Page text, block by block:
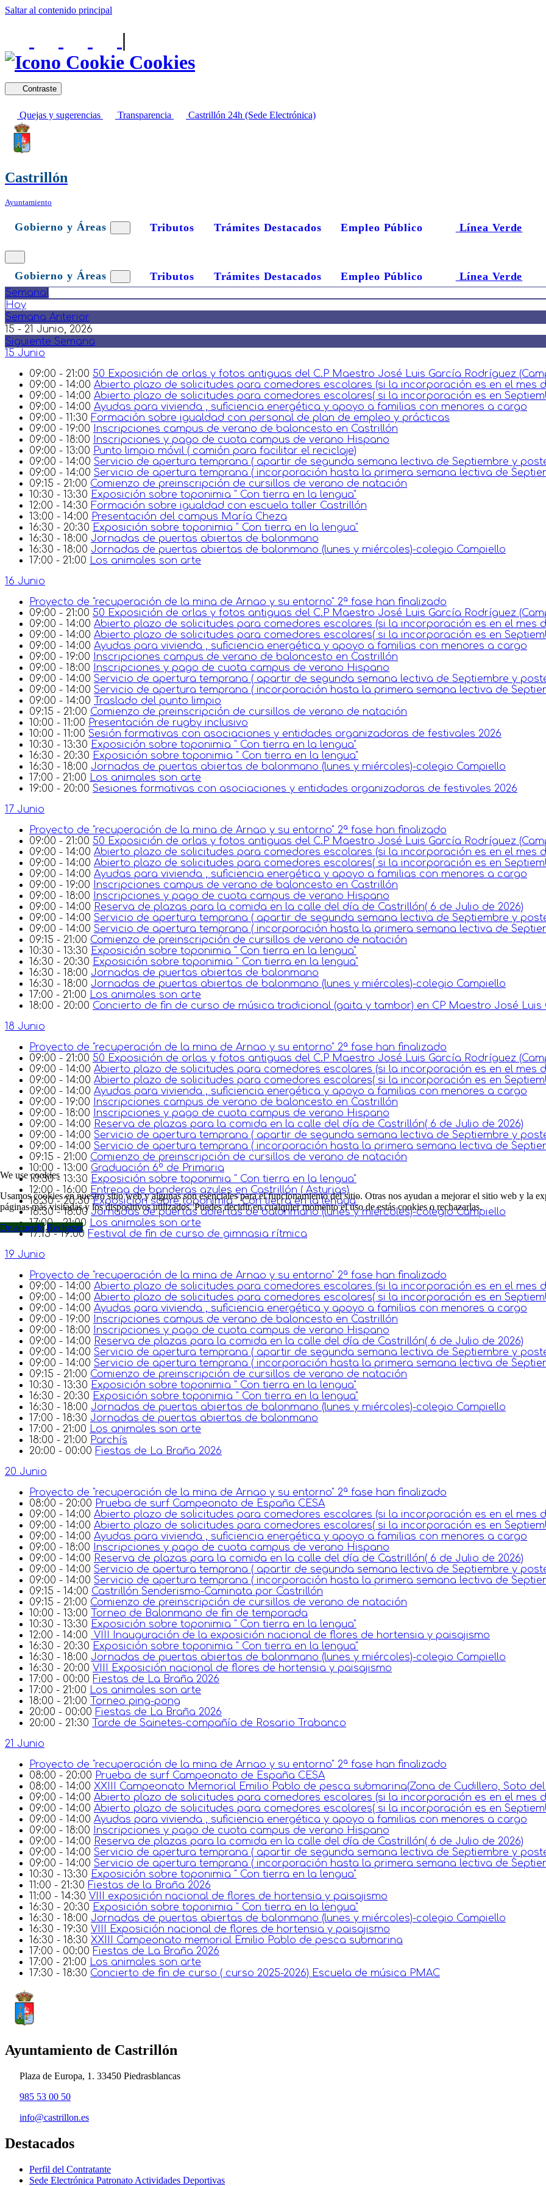
Saltar al contenido principal
|
Cookies
Contraste
Quejas y sugerencias Transparencia Castrillón 24h (Sede Electrónica)
Castrillón
Ayuntamiento
Gobierno y Áreas Tributos Trámites Destacados Empleo Público Línea Verde
Gobierno y Áreas Tributos Trámites Destacados Empleo Público Línea Verde
Semanal
Hoy
Semana Anterior
15 - 21 Junio, 2026
Siguiente Semana
15 Junio
09:00 - 21:00 50 Exposición de orlas y fotos antiguas del C.P Maestro José Luis García Rodríguez
09:00 - 14:00 Abierto plazo de solicitudes para comedores escolares (si la incorporación es en el mes
09:00 - 14:00 Abierto plazo de solicitudes para comedores escolares( si la incorporación es en
09:00 - 14:00 Ayudas para vivienda , suficiencia energética y apoyo a familias con menores a cargo
09:00 - 11:30 Formación sobre igualdad con personal de plan de empleo y prácticas
09:00 - 19:00 Inscripciones campus de verano de baloncesto en Castrillón
09:00 - 18:00 Inscripciones y pago de cuota campus de verano Hispano
09:00 - 13:00 Punto limpio móvil ( camión para facilitar el reciclaje)
09:00 - 14:00 Servicio de apertura temprana ( apartir de segunda semana lectiva de Septiembre y
09:00 - 14:00 Servicio de apertura temprana ( incorporación hasta la primera semana lectiva de
09:15 - 21:00 Comienzo de preinscripción de cursillos de verano de natación
10:30 - 13:30 Exposición sobre toponimia " Con tierra en la lengua"
12:00 - 14:30 Formación sobre igualdad con escuela taller Castrillón
13:00 - 14:00 Presentación del campus María Cheza
16:30 - 20:30 Exposición sobre toponimia " Con tierra en la lengua"
16:30 - 18:00 Jornadas de puertas abiertas de balonmano
16:30 - 18:00 Jornadas de puertas abiertas de balonmano (lunes y miércoles)-colegio Campiello
17:00 - 21:00 Los animales son arte
16 Junio
Proyecto de "recuperación de la mina de Arnao y su entorno" 2ª fase han finalizado
09:00 - 21:00 50 Exposición de orlas y fotos antiguas del C.P Maestro José Luis García Rodríguez
09:00 - 14:00 Abierto plazo de solicitudes para comedores escolares (si la incorporación es en el mes
09:00 - 14:00 Abierto plazo de solicitudes para comedores escolares( si la incorporación es en
09:00 - 14:00 Ayudas para vivienda , suficiencia energética y apoyo a familias con menores a cargo
09:00 - 19:00 Inscripciones campus de verano de baloncesto en Castrillón
09:00 - 18:00 Inscripciones y pago de cuota campus de verano Hispano
09:00 - 14:00 Servicio de apertura temprana ( apartir de segunda semana lectiva de Septiembre y
09:00 - 14:00 Servicio de apertura temprana ( incorporación hasta la primera semana lectiva de
09:00 - 14:00
Traslado del punto limpio
09:15 - 21:00 Comienzo de preinscripción de cursillos de verano de natación
10:00 - 11:00 Presentación de rugby inclusivo
10:00 - 11:00 Sesión formativas con asociaciones y entidades organizadoras de festivales 2026
10:30 - 13:30 Exposición sobre toponimia " Con tierra en la lengua"
16:30 - 20:30 Exposición sobre toponimia " Con tierra en la lengua"
16:30 - 18:00 Jornadas de puertas abiertas de balonmano (lunes y miércoles)-colegio Campiello
17:00 - 21:00 Los animales son arte
19:00 - 20:00 Sesiones formativas con asociaciones y entidades organizadoras de festivales 2026
17 Junio
Proyecto de "recuperación de la mina de Arnao y su entorno" 2ª fase han finalizado
09:00 - 21:00 50 Exposición de orlas y fotos antiguas del C.P Maestro José Luis García Rodríguez
09:00 - 14:00 Abierto plazo de solicitudes para comedores escolares (si la incorporación es en el mes
09:00 - 14:00 Abierto plazo de solicitudes para comedores escolares( si la incorporación es en
09:00 - 14:00 Ayudas para vivienda , suficiencia energética y apoyo a familias con menores a cargo
09:00 - 19:00 Inscripciones campus de verano de baloncesto en Castrillón
09:00 - 18:00 Inscripciones y pago de cuota campus de verano Hispano
09:00 - 14:00 Reserva de plazas para la comida en la calle del día de Castrillón( 6 de Julio de 2026)
09:00 - 14:00 Servicio de apertura temprana ( apartir de segunda semana lectiva de Septiembre y
09:00 - 14:00 Servicio de apertura temprana ( incorporación hasta la primera semana lectiva de
09:15 - 21:00 Comienzo de preinscripción de cursillos de verano de natación
10:30 - 13:30 Exposición sobre toponimia " Con tierra en la lengua"
16:30 - 20:30 Exposición sobre toponimia " Con tierra en la lengua"
16:30 - 18:00 Jornadas de puertas abiertas de balonmano
16:30 - 18:00 Jornadas de puertas abiertas de balonmano (lunes y miércoles)-colegio Campiello
17:00 - 21:00 Los animales son arte
18:00 - 20:00 Concierto de fin de curso de música tradicional (gaita y tambor) en CP Maestro José Luis
18 Junio
Proyecto de "recuperación de la mina de Arnao y su entorno" 2ª fase han finalizado
09:00 - 21:00 50 Exposición de orlas y fotos antiguas del C.P Maestro José Luis García Rodríguez
09:00 - 14:00 Abierto plazo de solicitudes para comedores escolares (si la incorporación es en el mes
09:00 - 14:00 Abierto plazo de solicitudes para comedores escolares( si la incorporación es en
09:00 - 14:00 Ayudas para vivienda , suficiencia energética y apoyo a familias con menores a cargo
09:00 - 19:00 Inscripciones campus de verano de baloncesto en Castrillón
09:00 - 18:00 Inscripciones y pago de cuota campus de verano Hispano
09:00 - 14:00 Reserva de plazas para la comida en la calle del día de Castrillón( 6 de Julio de 2026)
09:00 - 14:00 Servicio de apertura temprana ( apartir de segunda semana lectiva de Septiembre y
09:00 - 14:00 Servicio de apertura temprana ( incorporación hasta la primera semana lectiva de
09:15 - 21:00 Comienzo de preinscripción de cursillos de verano de natación
10:00 - 13:00 Graduación 6º de Primaria
10:30 - 13:30 Exposición sobre toponimia " Con tierra en la lengua"
12:00 - 16:00 Entrega de banderas azules en Castrillón ( Asturias)
16:30 - 20:30Exposición sobre toponimia " Con tierra en la lengua"
16:30 - 18:00 Jornadas de puertas abiertas de balonmano (lunes y miércoles)-colegio Campiello
17:00 - 21:00 Los animales son arte
17:15 - 19:00 Festival de fin de curso de gimnasia rítmica
19 Junio
Proyecto de "recuperación de la mina de Arnao y su entorno" 2ª fase han finalizado
09:00 - 14:00 Abierto plazo de solicitudes para comedores escolares (si la incorporación es en el mes
09:00 - 14:00 Abierto plazo de solicitudes para comedores escolares( si la incorporación es en
09:00 - 14:00 Ayudas para vivienda , suficiencia energética y apoyo a familias con menores a cargo
09:00 - 19:00 Inscripciones campus de verano de baloncesto en Castrillón
09:00 - 18:00 Inscripciones y pago de cuota campus de verano Hispano
09:00 - 14:00 Reserva de plazas para la comida en la calle del día de Castrillón( 6 de Julio de 2026)
09:00 - 14:00 Servicio de apertura temprana ( apartir de segunda semana lectiva de Septiembre y
09:00 - 14:00 Servicio de apertura temprana ( incorporación hasta la primera semana lectiva de
09:15 - 21:00 Comienzo de preinscripción de cursillos de verano de natación
10:30 - 13:30 Exposición sobre toponimia " Con tierra en la lengua"
16:30 - 20:30 Exposición sobre toponimia " Con tierra en la lengua"
16:30 - 18:00 Jornadas de puertas abiertas de balonmano (lunes y miércoles)-colegio Campiello
17:00 - 18:30 Jornadas de puertas abiertas de balonmano
17:00 - 21:00 Los animales son arte
18:00 - 21:00 Parchís
20:00 - 00:00 Fiestas de La Braña 2026
20 Junio
Proyecto de "recuperación de la mina de Arnao y su entorno" 2ª fase han finalizado
08:00 - 20:00 Prueba de surf Campeonato de España CESA
09:00 - 14:00 Abierto plazo de solicitudes para comedores escolares (si la incorporación es en el mes
09:00 - 14:00 Abierto plazo de solicitudes para comedores escolares( si la incorporación es en
09:00 - 14:00 Ayudas para vivienda , suficiencia energética y apoyo a familias con menores a cargo
09:00 - 18:00 Inscripciones y pago de cuota campus de verano Hispano
09:00 - 14:00 Reserva de plazas para la comida en la calle del día de Castrillón( 6 de Julio de 2026)
09:00 - 14:00 Servicio de apertura temprana ( apartir de segunda semana lectiva de Septiembre y
09:00 - 14:00 Servicio de apertura temprana ( incorporación hasta la primera semana lectiva de
09:15 - 14:00 Castrillón Senderismo-Caminata por Castrillón
09:15 - 21:00 Comienzo de preinscripción de cursillos de verano de natación
10:00 - 13:00
Torneo de Balonmano de fin de temporada
10:30 - 13:30 Exposición sobre toponimia " Con tierra en la lengua"
12:00 - 14:00
VIII Inauguración de la exposición nacional de flores de hortensia y paisajismo
16:30 - 20:30 Exposición sobre toponimia " Con tierra en la lengua"
16:30 - 18:00 Jornadas de puertas abiertas de balonmano (lunes y miércoles)-colegio Campiello
16:30 - 20:00 VIII Exposición nacional de flores de hortensia y paisajismo
17:00 - 00:00 Fiestas de La Braña 2026
17:00 - 21:00 Los animales son arte
18:00 - 21:00
Torneo ping-pong
20:00 - 00:00 Fiestas de La Braña 2026
20:00 - 21:30
Tarde de Sainetes-compañía de Rosario Trabanco
21 Junio
Proyecto de "recuperación de la mina de Arnao y su entorno" 2ª fase han finalizado
08:00 - 20:00 Prueba de surf Campeonato de España CESA
08:00 - 14:00 XXIII Campeonato Memorial Emilio Pablo de pesca submarina(Zona de Cudillero, Soto
09:00 - 14:00 Abierto plazo de solicitudes para comedores escolares (si la incorporación es en el mes
09:00 - 14:00 Abierto plazo de solicitudes para comedores escolares( si la incorporación es en
09:00 - 14:00 Ayudas para vivienda , suficiencia energética y apoyo a familias con menores a cargo
09:00 - 18:00 Inscripciones y pago de cuota campus de verano Hispano
09:00 - 14:00 Reserva de plazas para la comida en la calle del día de Castrillón( 6 de Julio de 2026)
09:00 - 14:00 Servicio de apertura temprana ( apartir de segunda semana lectiva de Septiembre y
09:00 - 14:00 Servicio de apertura temprana ( incorporación hasta la primera semana lectiva de
10:30 - 13:30 Exposición sobre toponimia " Con tierra en la lengua"
11:00 - 21:30 Fiestas de la Braña 2026
11:00 - 14:30 VIII exposición nacional de flores de hortensia y paisajismo
16:30 - 20:30 Exposición sobre toponimia " Con tierra en la lengua"
16:30 - 18:00 Jornadas de puertas abiertas de balonmano (lunes y miércoles)-colegio Campiello
16:30 - 19:30 VIII Exposición nacional de flores de hortensia y paisajismo
16:30 - 18:30 XXIII Campeonato memorial Emilio Pablo de pesca submarina
17:00 - 00:00 Fiestas de La Braña 2026
17:00 - 21:00 Los animales son arte
17:30 - 18:30 Concierto de fin de curso ( curso 2025-2026) Escuela de música PMAC
Ayuntamiento de Castrillón
Plaza de Europa, 1. 33450 Piedrasblancas
985 53 00 50
info@castrillon.es
Destacados
Perfil del Contratante
Sede Electrónica Patronato Actividades Deportivas
We use cookies
Usamos cookies en nuestro sitio web y algunas son esenciales para el funcionamiento del sitio. Otras nos ayudan a mejorar el sitio web y la
páginas más visitadas y los dispositivos utilizados. Puedes decidir en cualquier momento el uso de estás cookies o rechazarlas.
De acuerdo Rechazar